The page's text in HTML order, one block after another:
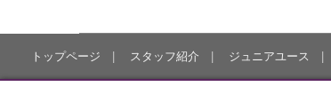
トップページ スタッフ紹介 ジュニアユース